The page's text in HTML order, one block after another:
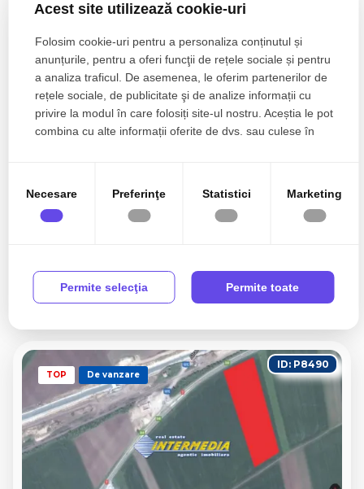
Galda de Jos, Central 35.700€
2100mp
TOP De vanzare
ID: P8490
Acest site utilizează cookie-uri
Folosim cookie-uri pentru a personaliza conținutul și
anunțurile, pentru a oferi funcţii de rețele sociale și pentru
a analiza traficul. De asemenea, le oferim partenerilor de
rețele sociale, de publicitate şi de analize informații cu
privire la modul în care folosiți site-ul nostru. Aceștia le pot
combina cu alte informații oferite de dvs. sau culese în
Necesare Preferinţe Statistici Marketing
Permite selecţia Permite toate